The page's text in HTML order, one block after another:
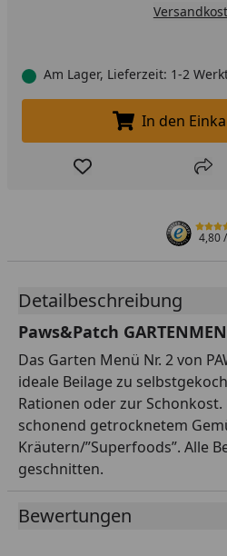
Am Lager, Lieferzeit: 1-2
In
In den
Produkt zur
4,80
Detailbeschreibung
Paws&Patch
Das Garten Menü Nr. 2 von
ideale Beilage zu
Rationen oder zur
schonend getrocknetem
Kräutern/”Superfoods”. Alle
geschnitten.
Bewertungen